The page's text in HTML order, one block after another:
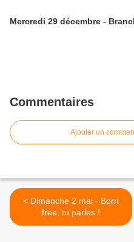
Mercredi 29 décembre -
Commentaires
Ajouter un
< Dimanche 2 mai - Born
free, tu parles !